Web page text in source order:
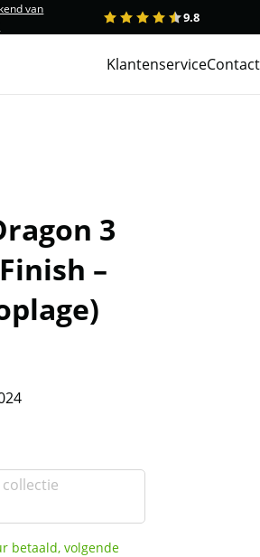
van
1 2 3 4 5 9.8
KlantenserviceContact
3
–
betaald, volgende